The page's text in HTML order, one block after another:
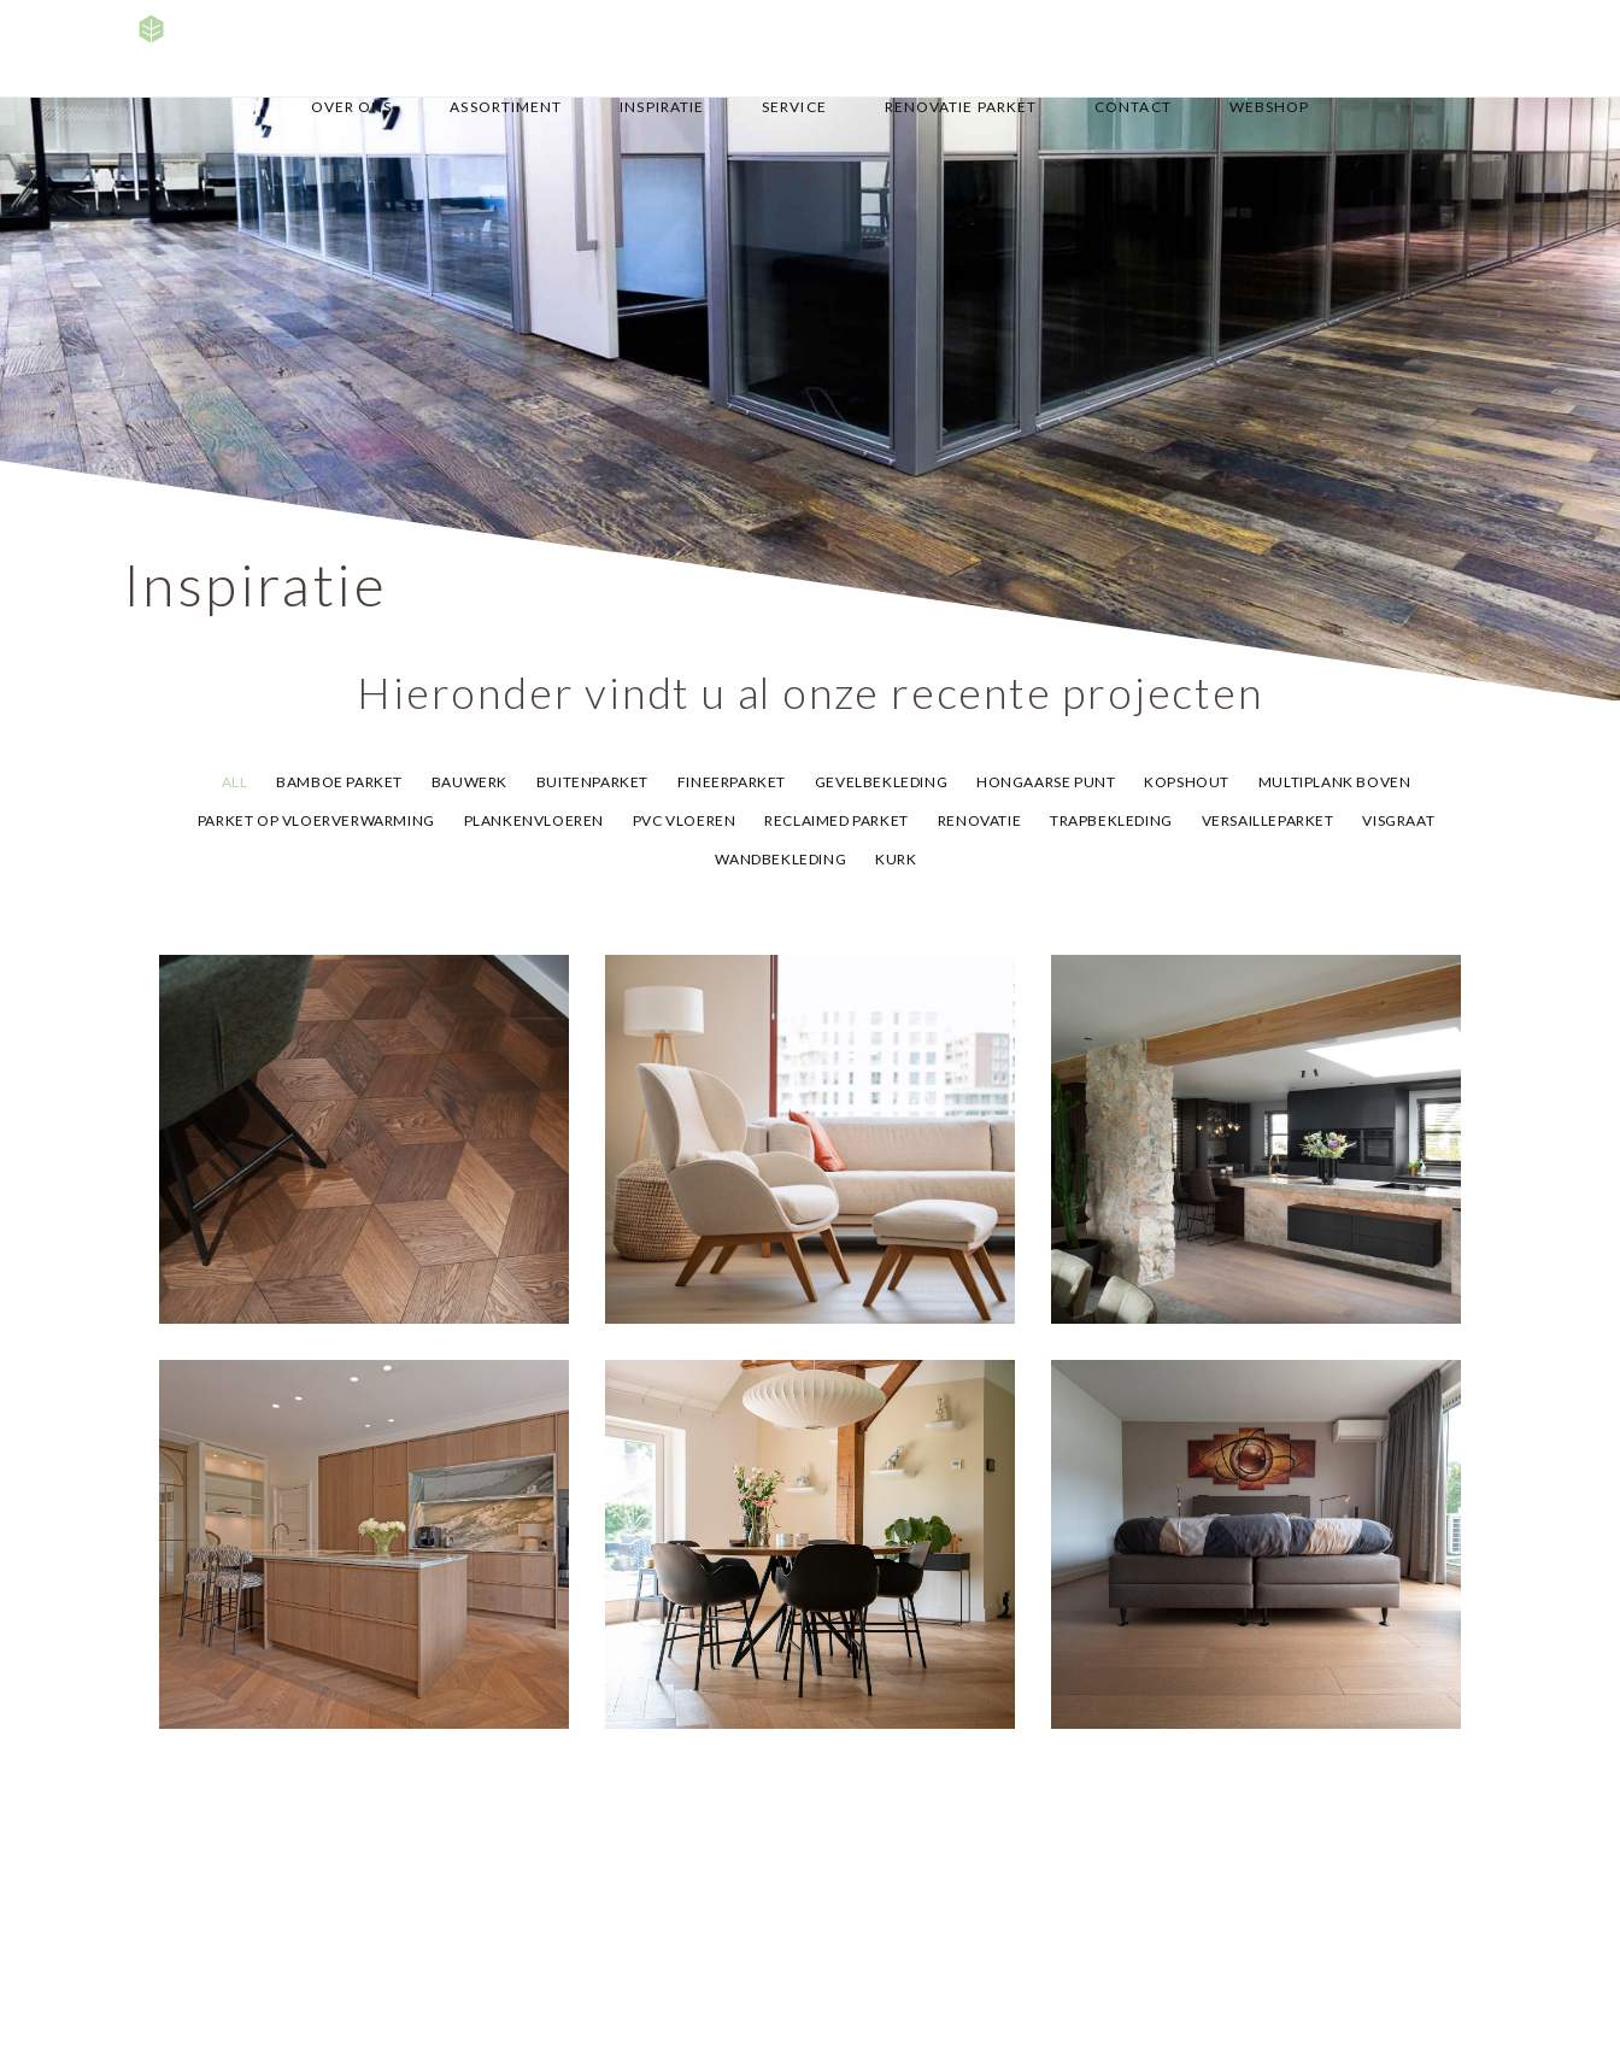
OVER ONS ASSORTIMENT INSPIRATIE SERVICE RENOVATIE PARKET CONTACT WEBSHOP
Inspiratie
Hieronder vindt u al onze recente projecten
ALL BAMBOE PARKET BAUWERK BUITENPARKET FINEERPARKET GEVELBEKLEDING HONGAARSE PUNT KOPSHOUT MULTIPLANK BOVEN
PARKET OP VLOERVERWARMING PLANKENVLOEREN PVC VLOEREN RECLAIMED PARKET RENOVATIE TRAPBEKLEDING VERSAILLEPARKET VISGRAAT
WANDBEKLEDING KURK